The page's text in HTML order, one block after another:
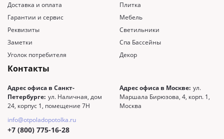
Доставка и оплата
Гарантии и сервис
Реквизиты
Заметки
Уголок потребителя
Плитка
Мебель
Светильники
Спа Бассейны
Декор
Контакты
Адрес офиса в Санкт-
Петербурге: ул. Наличная, дом
24, корпус 1, помещение 7Н
Адрес офиса в Москве: ул.
Маршала Бирюзова, 4, корп. 1,
Москва
info@otpoladopotolka.ru
+7 (800) 775-16-28